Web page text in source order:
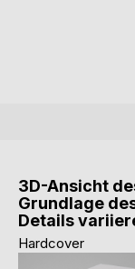
3D-Ansicht
Grundlage
Details
Hardcover